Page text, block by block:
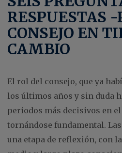
RESPUESTAS
CONSEJO EN
CAMBIO
El rol del consejo, que ya
los últimos años y sin duda
periodos más decisivos en
tornándose fundamental.
una etapa de reflexión, con